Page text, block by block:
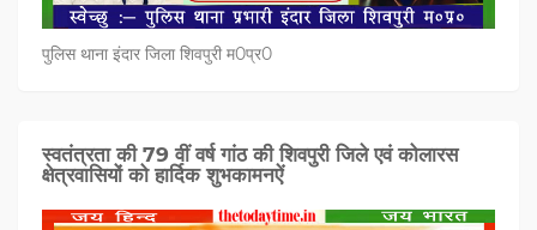
पुलिस थाना इंदार जिला शिवपुरी म0प्र0
स्वतंत्रता की 79 वीं वर्ष गांठ की शिवपुरी जिले एवं कोलारस
क्षेत्रवासियों को हार्दिक शुभकामनऐं